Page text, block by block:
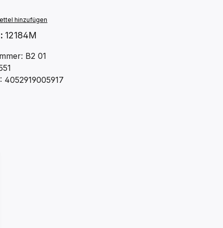
hinzufügen
12184M
B2 01
4052919005917